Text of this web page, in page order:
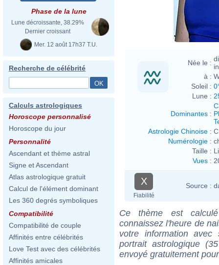
Phase de la lune
Lune décroissante, 38.29%
Dernier croissant
Mer. 12 août 17h37 T.U.
Recherche de célébrité
Calculs astrologiques
Horoscope personnalisé
Horoscope du jour
Personnalité
Ascendant et thème astral
Signe et Ascendant
Atlas astrologique gratuit
Calcul de l'élément dominant
Les 360 degrés symboliques
Compatibilité
Compatibilité de couple
Affinités entre célébrités
Love Test avec des célébrités
Affinités amicales
Née le :
à :
Soleil :
Lune :
Dominantes :
Astrologie Chinoise :
Numérologie :
Taille :
Vues :
X
Fiabilité
Source :
Ce thème est
connaissez l'heure de
votre information
portrait astrologique
envoyé gratuitement